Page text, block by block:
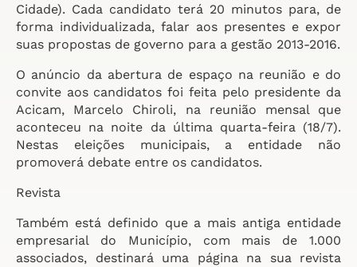
Cidade). Cada candidato terá 20 minutos para, de
forma individualizada, falar aos presentes e expor
suas propostas de governo para a gestão 2013-2016.
O anúncio da abertura de espaço na reunião e do
convite aos candidatos foi feita pelo presidente da
Acicam, Marcelo Chiroli, na reunião mensal que
aconteceu na noite da última quarta-feira (18/7).
Nestas eleições municipais, a entidade não
promoverá debate entre os candidatos.
Revista
Também está definido que a mais antiga entidade
empresarial do Município, com mais de 1.000
associados, destinará uma página na sua revista